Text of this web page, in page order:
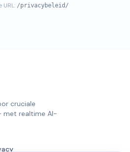
URL: /privacybeleid/
cruciale
met realtime AI-